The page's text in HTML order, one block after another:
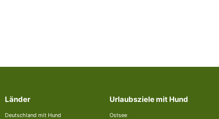
Länder
Deutschland mit Hund
Urlaubsziele mit Hund
Ostsee